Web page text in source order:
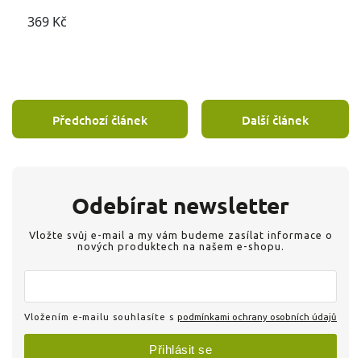
Předchozí článek Další článek
Odebírat newsletter
Vložte svůj e-mail a my vám budeme zasílat informace o
nových produktech na našem e-shopu.
Vložením e-mailu souhlasíte s podmínkami ochrany osobních údajů
Přihlásit se